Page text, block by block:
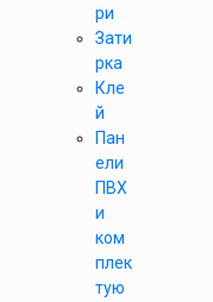
ри
Зати
рка
Кле
й
Пан
ели
ПВХ
и
ком
плек
тую